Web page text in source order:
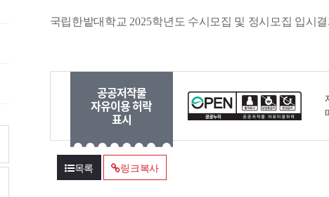
국립한밭대학교 2025학년도 수시모집 및 정시모집 입시
공공저작물
자유이용 허락
표시
목록 링크복사